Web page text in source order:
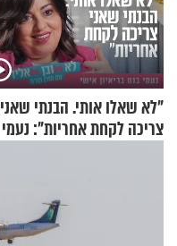
"לא שאלו אותי. הבנתי שאני
צריכה לקחת אחריות": נעמי